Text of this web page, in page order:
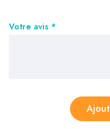
Votre avis *